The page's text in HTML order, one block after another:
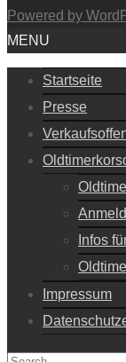
Powered by
MENU
Startseite
Presse
Infos
Impressum